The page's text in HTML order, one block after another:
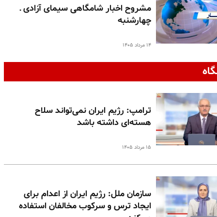
مشروح اخبار شامگاهی سیمای آزادی ـ
چهارشنبه
۱۴ مرداد ۱۴۰۵
ترامپ: رژیم ایران نمی‌تواند سلاح
هسته‌ای داشته باشد
۱۵ مرداد ۱۴۰۵
سازمان ملل: رژیم ایران از اعدام برای
ایجاد ترس و سرکوب مخالفان استفاده